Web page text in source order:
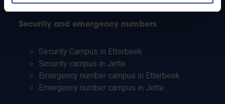
Security and emergency numbers
Security Campus in Etterbeek
Security campus in Jette
Emergency number campus in Etterbeek
Emergency number campus in Jette